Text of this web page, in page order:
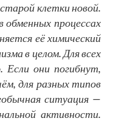
клетки новой.
процессах
её химический
в целом. Для всех
Если они погибнут,
для разных типов
ситуация —
активности.